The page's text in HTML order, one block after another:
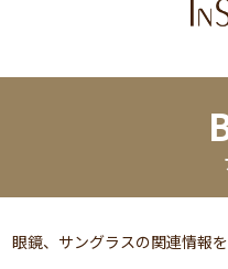
眼鏡、サングラスの関連情報